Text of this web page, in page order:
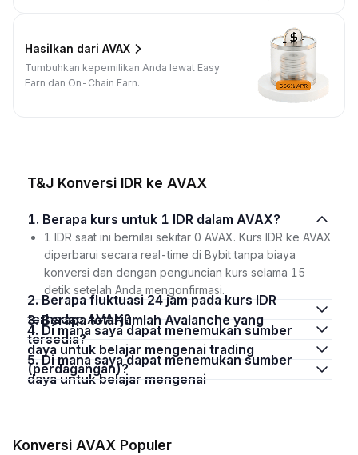
Hasilkan dari AVAX
Tumbuhkan kepemilikan Anda lewat Easy
Earn dan On-Chain Earn.
T&J Konversi IDR ke AVAX
1. Berapa kurs untuk 1 IDR dalam AVAX?
1 IDR saat ini bernilai sekitar 0 AVAX. Kurs IDR ke AVAX
diperbarui secara real-time di Bybit tanpa biaya
konversi dan dengan penguncian kurs selama 15
detik setelah Anda mengonfirmasi.
2. Berapa fluktuasi 24 jam pada kurs IDR
terhadap AVAX?
3. Berapa total jumlah Avalanche yang
tersedia?
4. Di mana saya dapat menemukan sumber
daya untuk belajar mengenai trading
(perdagangan)?
5. Di mana saya dapat menemukan sumber
daya untuk belajar mengenai
Konversi AVAX Populer